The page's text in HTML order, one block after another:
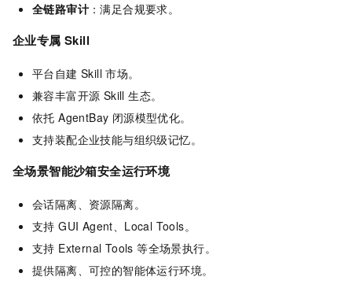
全链路审计 ：满足合规要求。
企业专属 Skill
平台自建 Skill 市场。
兼容丰富开源 Skill 生态。
依托 AgentBay 闭源模型优化。
支持装配企业技能与组织级记忆。
全场景智能沙箱安全运行环境
会话隔离、资源隔离。
支持 GUI Agent、Local Tools。
支持 External Tools 等全场景执行。
提供隔离、可控的智能体运行环境。